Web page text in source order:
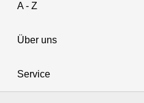
A - Z
Über uns
Service